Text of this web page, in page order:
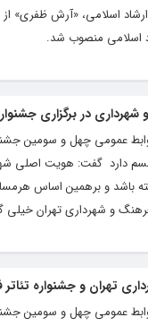
اسلامی، «آرش ظفری» از
اسلامی منصوب شد.
در برگزاری
عمومی چهل و سومین
جسم دارد گفت: هویت اصلی
باشد و برهمین اساس
و شهرداری تهران
تهران و جشنواره تئاتر
عمومی چهل و سومین